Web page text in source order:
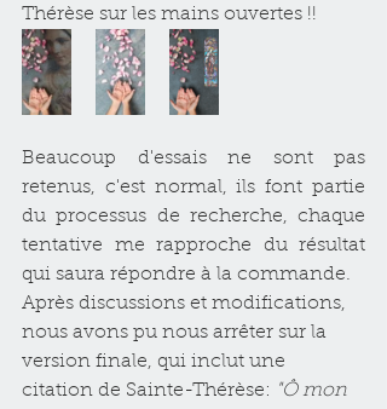
Thérèse sur les mains ouvertes !!
Beaucoup d'essais ne sont pas
retenus, c'est normal, ils font partie
du processus de recherche, chaque
tentative me rapproche du résultat
qui saura répondre à la commande.
Après discussions et modifications,
nous avons pu nous arrêter sur la
version finale, qui inclut une
citation de Sainte-Thérèse: "Ô mon